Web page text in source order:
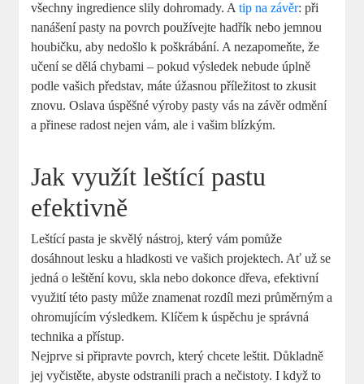
všechny ingredience slily dohromady. Atip na závěr: při
nanášení pasty na povrch používejte hadřík nebo jemnou
houbičku, aby nedošlo k poškrábání. A nezapomeňte, že
učení se dělá chybami – pokud výsledek nebude úplně
podle vašich představ, máte úžasnou příležitost to zkusit
znovu. Oslava úspěšné výroby pasty vás na závěr odmění
a přinese radost nejen vám, ale i vašim blízkým.
Jak využít leštící pastu
efektivně
Leštící pasta je skvělý nástroj, který vám pomůže
dosáhnout lesku a hladkosti ve vašich projektech. Ať už se
jedná o leštění kovu, skla nebo dokonce dřeva, efektivní
využití této pasty může znamenat rozdíl mezi průměrným a
ohromujícím výsledkem. Klíčem k úspěchu je správná
technika a přístup.
Nejprve si připravte povrch, který chcete leštit. Důkladně
jej vyčistěte, abyste odstranili prach a nečistoty. I když to